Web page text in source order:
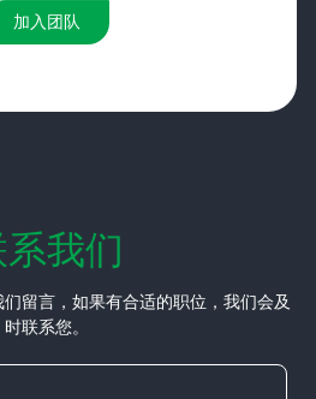
加入团队
我们
留言，如果有合适的职位，我们会及
时联系您。